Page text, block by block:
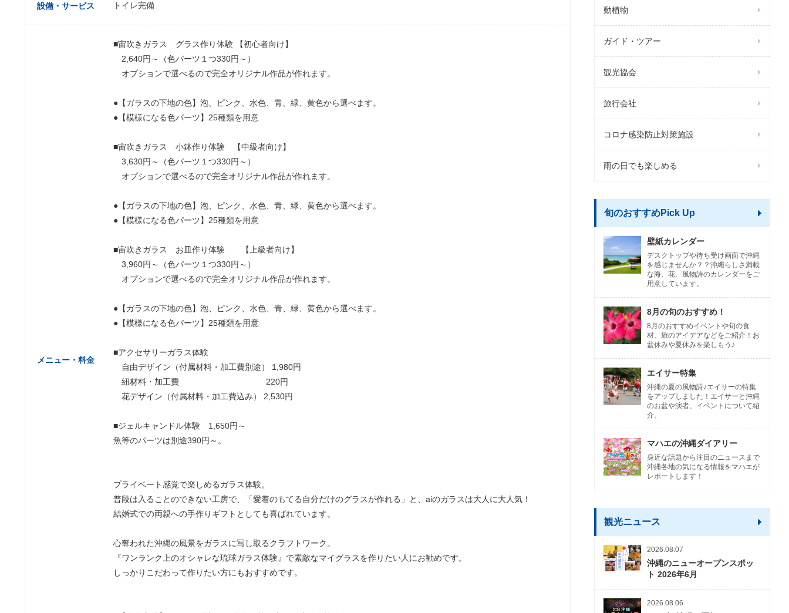
設備・サービス トイレ完備
メニュー・料金
■宙吹きガラス グラス作り体験 【初心者向け】
2,640円～（色パーツ１つ330円～）
オプションで選べるので完全オリジナル作品が作れます。
●【ガラスの下地の色】泡、ピンク、水色、青、緑、黄色から選べます。
●【模様になる色パーツ】25種類を用意
■宙吹きガラス 小鉢作り体験 【中級者向け】
3,630円～（色パーツ１つ330円～）
オプションで選べるので完全オリジナル作品が作れます。
●【ガラスの下地の色】泡、ピンク、水色、青、緑、黄色から選べます。
●【模様になる色パーツ】25種類を用意
■宙吹きガラス お皿作り体験 【上級者向け】
3,960円～（色パーツ１つ330円～）
オプションで選べるので完全オリジナル作品が作れます。
●【ガラスの下地の色】泡、ピンク、水色、青、緑、黄色から選べます。
●【模様になる色パーツ】25種類を用意
■アクセサリーガラス体験
自由デザイン（付属材料・加工費別途） 1,980円
紐材料・加工費 220円
花デザイン（付属材料・加工費込み） 2,530円
■ジェルキャンドル体験 1,650円～
魚等のパーツは別途390円～。
プライベート感覚で楽しめるガラス体験。
普段は入ることのできない工房で、「愛着のもてる自分だけのグラスが作れる」と、aiのガラスは大人に大人気！
結婚式での両親への手作りギフトとしても喜ばれています。
心奪われた沖縄の風景をガラスに写し取るクラフトワーク。
『ワンランク上のオシャレな琉球ガラス体験』で素敵なマイグラスを作りたい人にお勧めです。
しっかりこだわって作りたい方にもおすすめです。
動植物
ガイド・ツアー
観光協会
旅行会社
コロナ感染防止対策施設
雨の日でも楽しめる
旬のおすすめPick Up
壁紙カレンダー
デスクトップや待ち受け画面で沖縄
を感じませんか？？沖縄らしさ満載
な海、花、風物詩のカレンダーをご
用意しています。
8月の旬のおすすめ！
8月のおすすめイベントや旬の食
材、旅のアイデアなどをご紹介！お
盆休みや夏休みを楽しもう♪
エイサー特集
沖縄の夏の風物詩♪エイサーの特集
をアップしました！エイサーと沖縄
のお盆や演者、イベントについて紹
介。
マハエの沖縄ダイアリー
身近な話題から注目のニュースまで
沖縄各地の気になる情報をマハエが
レポートします！
観光ニュース
2026.08.07
沖縄のニューオープンスポッ
ト 2026年6月
2026.08.06